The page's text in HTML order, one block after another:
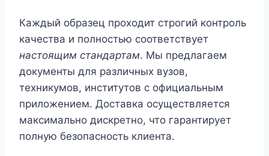
Каждый образец проходит строгий контроль
качества и полностью соответствует
настоящим стандартам. Мы предлагаем
документы для различных вузов,
техникумов, институтов с официальным
приложением. Доставка осуществляется
максимально дискретно, что гарантирует
полную безопасность клиента.